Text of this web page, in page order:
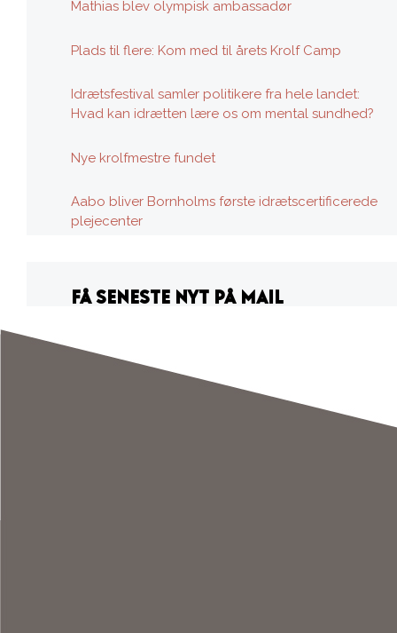
Mathias blev olympisk ambassadør
Plads til flere: Kom med til årets Krolf Camp
Idrætsfestival samler politikere fra hele landet:
Hvad kan idrætten lære os om mental sundhed?
Nye krolfmestre fundet
Aabo bliver Bornholms første idrætscertificerede
plejecenter
FÅ SENESTE NYT PÅ MAIL